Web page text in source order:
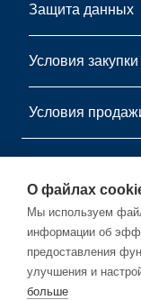
Защита данных
Условия закупки
Условия
Подпишитесь на
О файлах
Мы используем
информации об
предоставления
улучшения и
больше